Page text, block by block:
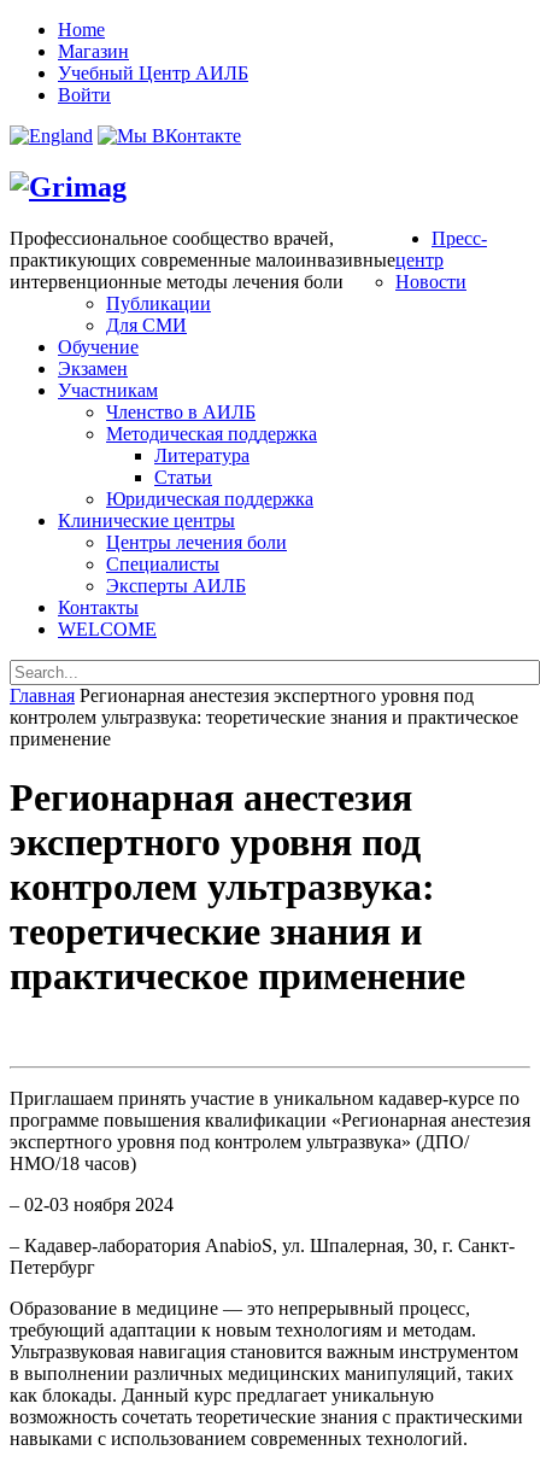
Home
Магазин
Учебный Центр АИЛБ
Войти
Профессиональное сообщество врачей,
практикующих современные малоинвазивные
интервенционные методы лечения боли
Пресс-
центр
Новости
Публикации
Для СМИ
Обучение
Экзамен
Участникам
Членство в АИЛБ
Методическая поддержка
Литература
Статьи
Юридическая поддержка
Клинические центры
Центры лечения боли
Специалисты
Эксперты АИЛБ
Контакты
WELCOME
Главная Регионарная анестезия экспертного уровня под
контролем ультразвука: теоретические знания и практическое
применение
Регионарная анестезия
экспертного уровня под
контролем ультразвука:
теоретические знания и
практическое применение
Приглашаем принять участие в уникальном кадавер-курсе по
программе повышения квалификации «Регионарная анестезия
экспертного уровня под контролем ультразвука» (ДПО/
НМО/18 часов)
– 02-03 ноября 2024
– Кадавер-лаборатория AnabioS, ул. Шпалерная, 30, г. Санкт-
Петербург
Образование в медицине — это непрерывный процесс,
требующий адаптации к новым технологиям и методам.
Ультразвуковая навигация становится важным инструментом
в выполнении различных медицинских манипуляций, таких
как блокады. Данный курс предлагает уникальную
возможность сочетать теоретические знания с практическими
навыками с использованием современных технологий.